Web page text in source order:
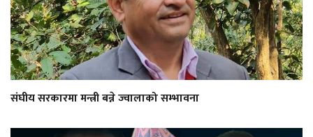
संघीय सरकारमा मन्त्री बन्ने ज्वालाको सम्भावना